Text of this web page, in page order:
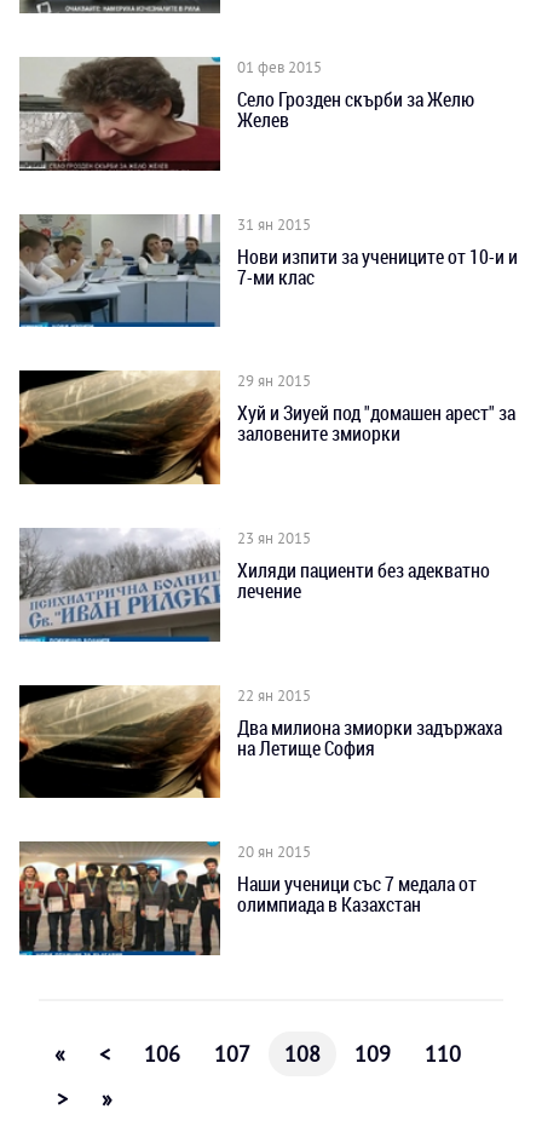
01 фев 2015
Село Грозден скърби за Желю
Желев
31 ян 2015
Нови изпити за учениците от 10-и и
7-ми клас
29 ян 2015
Хуй и Зиуей под "домашен арест" за
заловените змиорки
23 ян 2015
Хиляди пациенти без адекватно
лечение
22 ян 2015
Два милиона змиорки задържаха
на Летище София
20 ян 2015
Наши ученици със 7 медала от
олимпиада в Казахстан
« < 106 107 108 109
110
>
»